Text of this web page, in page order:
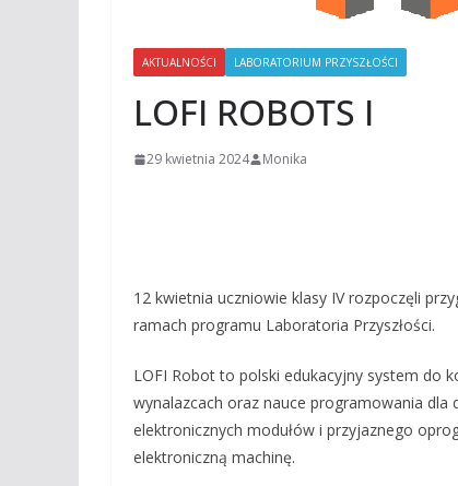
AKTUALNOŚCI LABORATORIUM PRZYSZŁOŚCI
LOFI ROBOTS I
29 kwietnia 2024 Monika
12 kwietnia uczniowie klasy IV rozpoczęli
ramach programu Laboratoria Przyszłości.
LOFI Robot to polski edukacyjny system do
wynalazcach oraz nauce programowania dla
elektronicznych modułów i przyjaznego
elektroniczną machinę.